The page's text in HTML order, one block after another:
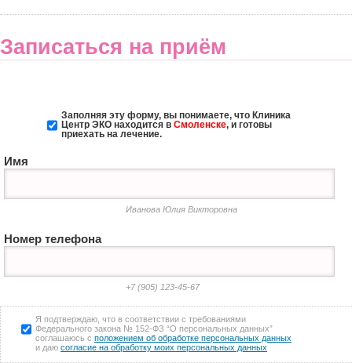
Записаться на приём
Заполняя эту форму, вы понимаете, что Клиника
Центр ЭКО находится в Смоленске, и готовы
приехать на лечение.
Имя
Иванова Юлия Викторовна
Номер телефона
+7 (905) 123-45-67
Я подтверждаю, что в соответствии с требованиями
Федерального закона № 152-ФЗ “О персональных данных”
соглашаюсь с положением об обработке персональных данных
и даю согласие на обработку моих персональных данных